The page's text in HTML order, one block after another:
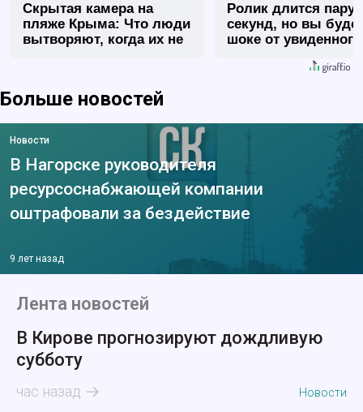
Скрытая камера на
пляже Крыма: Что люди
вытворяют, когда их не
Ролик длится пару
секунд, но вы
шоке от увиденного
Больше новостей
Новости
В Нагорске руководителя
ресурсоснабжающей компании
оштрафовали за бездействие
9 лет назад
Лента новостей
В Кирове прогнозируют дождливую
субботу
час назад Новости